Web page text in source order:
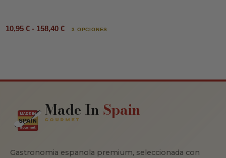
10,95 € - 158,40 € 3 OPCIONES
Made In Spain
GOURMET
Gastronomia espanola premium, seleccionada con